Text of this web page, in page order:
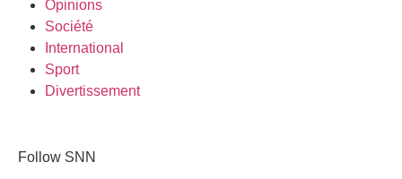
Opinions
Société
International
Sport
Divertissement
Follow SNN